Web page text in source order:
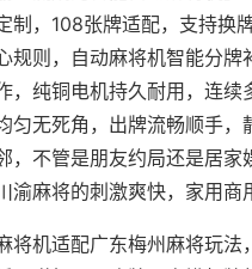
制，108张牌适配，支持换
规则，自动麻将机智能分牌
，纯铜电机持久耐用，连续
匀无死角，出牌流畅顺手，
，不管是朋友约局还是居家
渝麻将的刺激爽快，家用商
将机适配广东梅州麻将玩法